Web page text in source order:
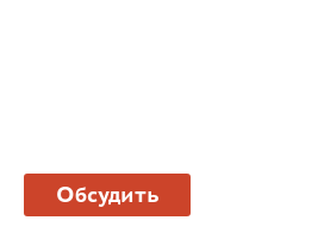
Обсудить